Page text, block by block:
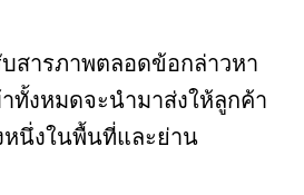
สารภาพตลอดข้อกล่าวหา
ทั้งหมดจะนำมาส่งให้ลูกค้า
นึ่งในพื้นที่และย่าน